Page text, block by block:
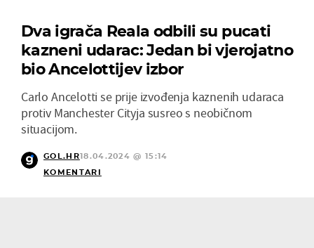
Dva igrača Reala odbili su pucati
kazneni udarac: Jedan bi vjerojatno
bio Ancelottijev izbor
Carlo Ancelotti se prije izvođenja kaznenih udaraca
protiv Manchester Cityja susreo s neobičnom
situacijom.
GOL.HR18.04.2024 @ 15:14
KOMENTARI